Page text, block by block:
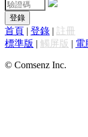
登錄
首頁 | 登錄 | 註冊
標準版 | 觸屏版 | 電
© Comsenz Inc.